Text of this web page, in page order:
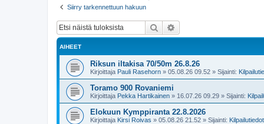
Siirry tarkennettuun hakuun
Etsi
AIHEET
Riksun iltakisa 70/50m 26.8.26
Kirjoittaja Pauli Rasehorn » 05.08.26 09.52 » Sijainti:
Toramo 900 Rovaniemi
Kirjoittaja Pekka Hartikainen » 16.07.26 09.29 » Sijainti:
Elokuun Kymppiranta 22.8.2026
Kirjoittaja Kirsi Roivas » 05.08.26 21.52 » Sijainti: